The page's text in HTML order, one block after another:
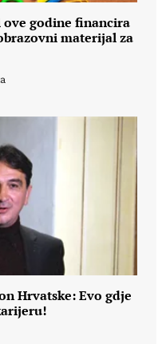
ove godine financira
materijal za
Hrvatske: Evo gdje